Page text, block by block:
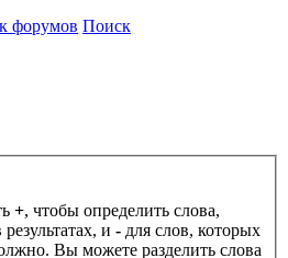
форумов Поиск
+, чтобы определить слова,
и - для слов, которых
Вы можете разделить слова